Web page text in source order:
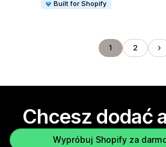
Built for Shopify
1 2
Chcesz dodać
Wypróbuj Shopify za